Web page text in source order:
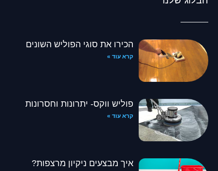
הכירו את סוגי הפוליש השונים
קרא עוד »
פוליש ווקס- יתרונות וחסרונות
קרא עוד »
איך מבצעים ניקיון מרצפות?